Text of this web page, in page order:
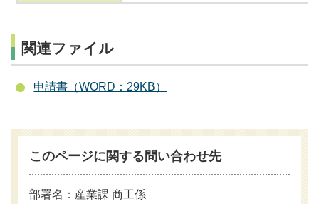
関連ファイル
申請書（WORD：29KB）
このページに関する問い合わせ先
部署名：産業課 商工係